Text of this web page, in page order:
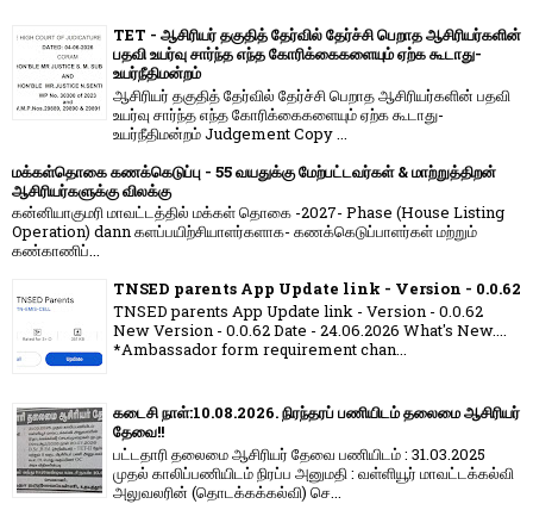
TET - ஆசிரியர் தகுதித் தேர்வில் தேர்ச்சி பெறாத ஆசிரியர்களின்
பதவி உயர்வு சார்ந்த எந்த கோரிக்கைகளையும் ஏற்க கூடாது-
உயர்நீதிமன்றம்
ஆசிரியர் தகுதித் தேர்வில் தேர்ச்சி பெறாத ஆசிரியர்களின் பதவி
உயர்வு சார்ந்த எந்த கோரிக்கைகளையும் ஏற்க கூடாது-
உயர்நீதிமன்றம் Judgement Copy ...
மக்கள்தொகை கணக்கெடுப்பு - 55 வயதுக்கு மேற்பட்டவர்கள் & மாற்றுத்திறன்
ஆசிரியர்களுக்கு விலக்கு
கன்னியாகுமரி மாவட்டத்தில் மக்கள் தொகை -2027- Phase (House Listing
Operation) dann களப்பயிற்சியாளர்களாக- கணக்கெடுப்பாளர்கள் மற்றும்
கண்காணிப்...
TNSED parents App Update link - Version - 0.0.62
TNSED parents App Update link - Version - 0.0.62
New Version - 0.0.62 Date - 24.06.2026 What's New....
*Ambassador form requirement chan...
கடைசி நாள்:10.08.2026. நிரந்தரப் பணியிடம் தலைமை ஆசிரியர்
தேவை!!
பட்டதாரி தலைமை ஆசிரியர் தேவை பணியிடம் : 31.03.2025
முதல் காலிப்பணியிடம் நிரப்ப அனுமதி : வள்ளியூர் மாவட்டக்கல்வி
அலுவலரின் (தொடக்கக்கல்வி) செ...